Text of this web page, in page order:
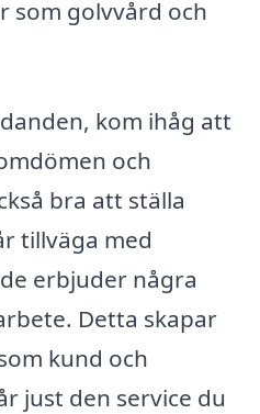
som golvvård och
kom ihåg att
och
bra att ställa
tillväga med
erbjuder några
Detta skapar
kund och
just den service du